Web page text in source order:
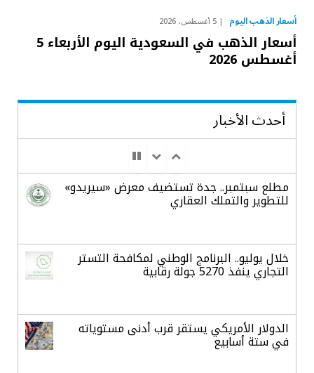
أسعار الذهب اليوم 5 أغسطس، 2026
أسعار الذهب في السعودية اليوم الأربعاء 5
أغسطس 2026
أحدث الأخبار
مطلع سبتمبر.. جدة تستضيف معرض «سيريدو»
للتطوير والتملك العقاري
خلال يوليو.. البرنامج الوطني لمكافحة التستر
التجاري ينفذ 5270 جولة رقابية
الدولار الأمريكي يستقر قرب أدنى مستوياته
في ستة أسابيع